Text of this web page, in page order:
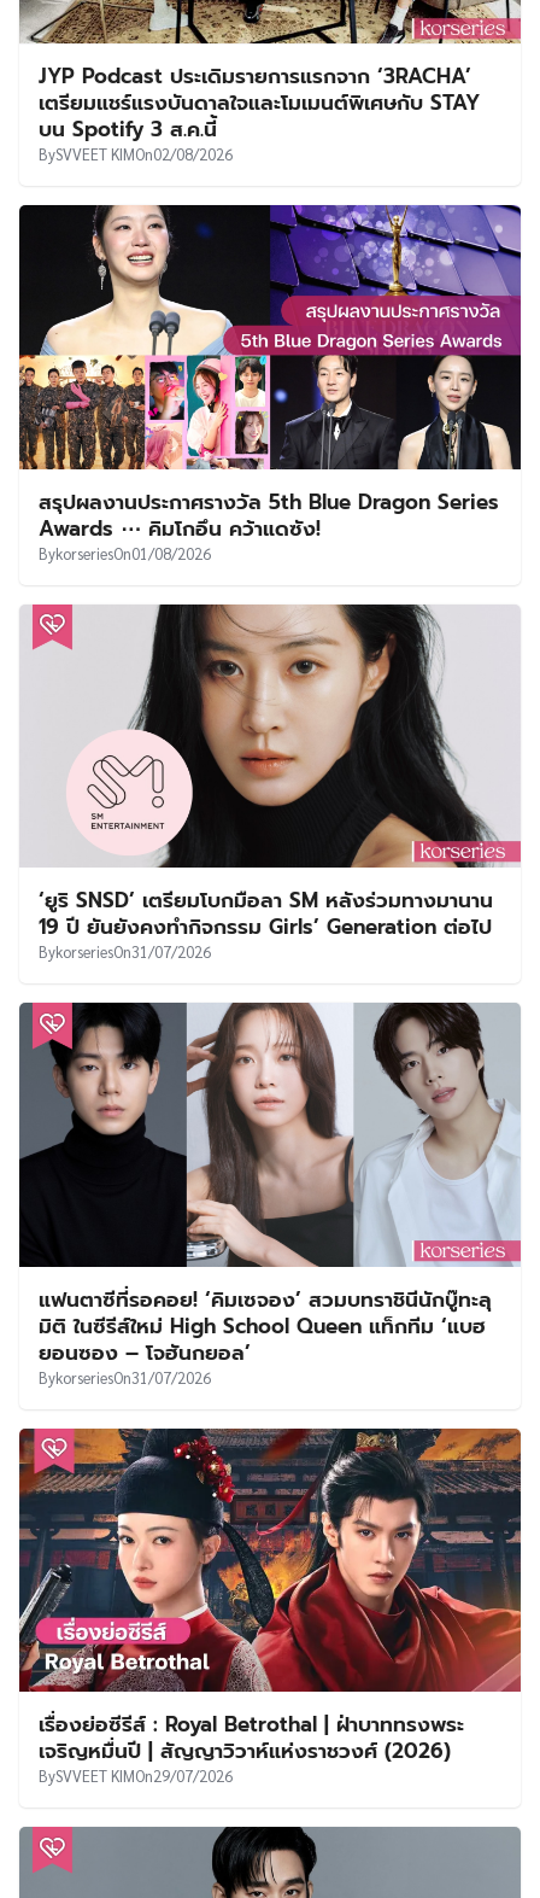
JYP Podcast ประเดิมรายการแรกจาก ‘3RACHA’
เตรียมแชร์แรงบันดาลใจและโมเมนต์พิเศษกับ STAY
บน Spotify 3 ส.ค.นี้
BySVVEET KIMOn02/08/2026
สรุปผลงานประกาศรางวัล 5th Blue Dragon Series
Awards ⋯ คิมโกอึน คว้าแดซัง!
BykorseriesOn01/08/2026
‘ยูริ SNSD’ เตรียมโบกมือลา SM หลังร่วมทางมานาน
19 ปี ยันยังคงทำกิจกรรม Girls’ Generation ต่อไป
BykorseriesOn31/07/2026
แฟนตาซีที่รอคอย! ‘คิมเซจอง’ สวมบทราชินีนักบู๊ทะลุ
มิติ ในซีรีส์ใหม่ High School Queen แท็กทีม ‘แบฮ
ยอนซอง – โจฮันกยอล’
BykorseriesOn31/07/2026
เรื่องย่อซีรีส์ : Royal Betrothal | ฝ่าบาททรงพระ
เจริญหมื่นปี | สัญญาวิวาห์แห่งราชวงศ์ (2026)
BySVVEET KIMOn29/07/2026